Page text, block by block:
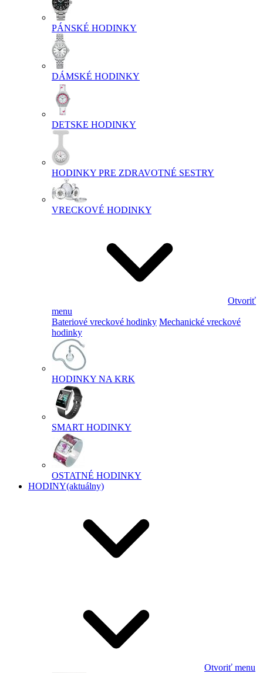
PÁNSKÉ HODINKY
DÁMSKÉ HODINKY
DETSKE HODINKY
HODINKY PRE ZDRAVOTNÉ SESTRY
VRECKOVÉ HODINKY
Otvoriť
menu
Bateriové vreckové hodinky Mechanické vreckové
hodinky
HODINKY NA KRK
SMART HODINKY
OSTATNÉ HODINKY
HODINY(aktuálny)
Otvoriť menu